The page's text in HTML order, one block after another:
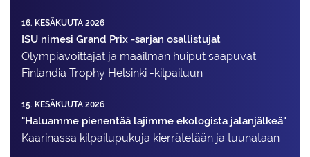
16. KESÄKUUTA 2026
ISU nimesi Grand Prix -sarjan osallistujat
Olympiavoittajat ja maailman huiput saapuvat
Finlandia Trophy Helsinki -kilpailuun
15. KESÄKUUTA 2026
"Haluamme pienentää lajimme ekologista jalanjälkeä"
Kaarinassa kilpailupukuja kierrätetään ja tuunataan